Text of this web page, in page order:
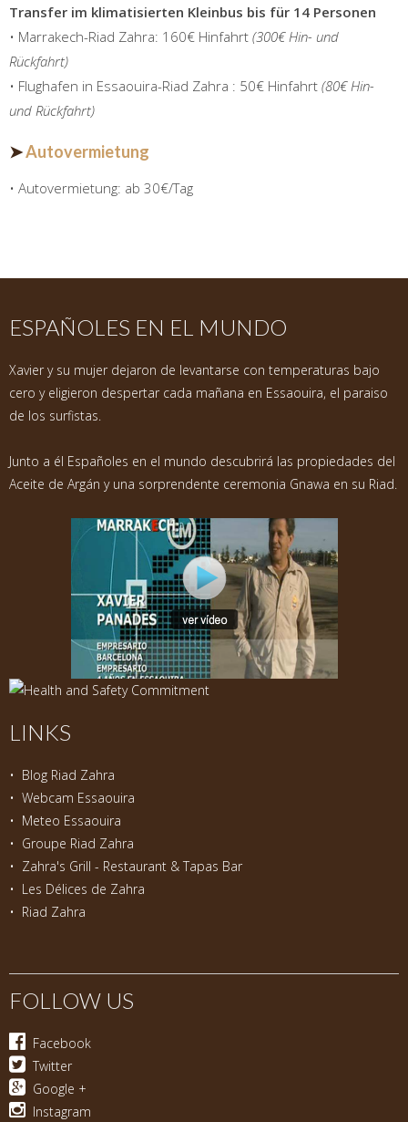
Transfer im klimatisierten Kleinbus bis für 14 Personen
• Marrakech-Riad Zahra: 160€ Hinfahrt (300€ Hin- und
Rückfahrt)
• Flughafen in Essaouira-Riad Zahra : 50€ Hinfahrt (80€ Hin-
und Rückfahrt)
➤Autovermietung
• Autovermietung: ab 30€/Tag
ESPAÑOLES EN EL MUNDO
Xavier y su mujer dejaron de levantarse con temperaturas bajo
cero y eligieron despertar cada mañana en Essaouira, el paraiso
de los surfistas.
Junto a él Españoles en el mundo descubrirá las propiedades del
Aceite de Argán y una sorprendente ceremonia Gnawa en su Riad.
LINKS
• Blog Riad Zahra
• Webcam Essaouira
• Meteo Essaouira
• Groupe Riad Zahra
• Zahra's Grill - Restaurant & Tapas Bar
• Les Délices de Zahra
• Riad Zahra
FOLLOW US
Facebook
Twitter
Google +
Instagram